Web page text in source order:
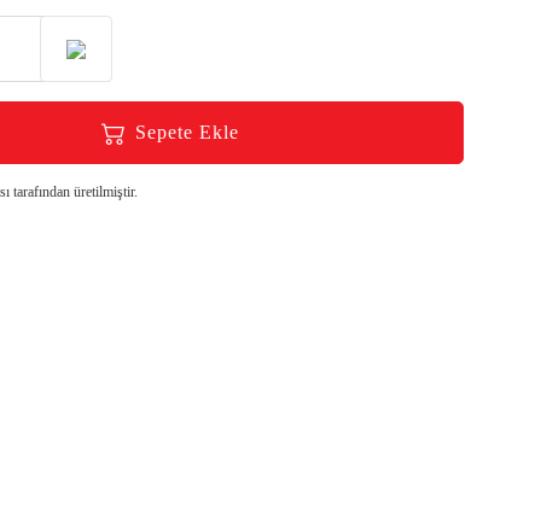
Sepete Ekle
tarafından üretilmiştir.